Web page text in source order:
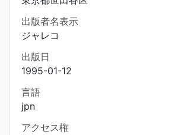
出版者名表示
ジャレコ
出版日
1995-01-12
言語
jpn
アクセス権